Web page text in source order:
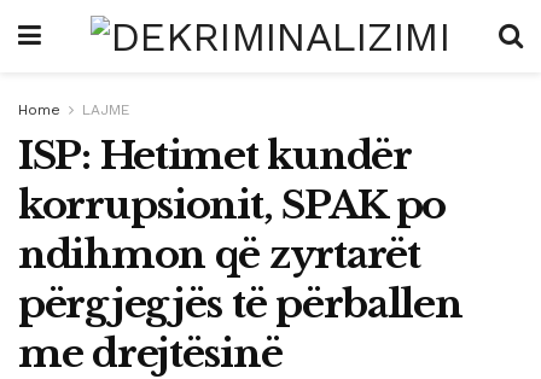
Home LAJME
ISP: Hetimet kundër
korrupsionit, SPAK po
ndihmon që zyrtarët
përgjegjës të përballen
me drejtësinë